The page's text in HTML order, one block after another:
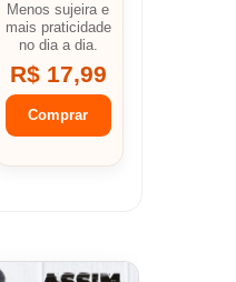
Menos sujeira e
mais praticidade
no dia a dia.
R$ 17,99
Comprar